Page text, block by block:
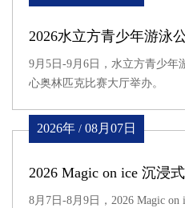
2026水立方青少年游泳
9月5日-9月6日，水立方青少年
心奥林匹克比赛大厅举办。
2026年 / 08月07日
2026 Magic on ice 沉浸
8月7日-8月9日，2026 Magic